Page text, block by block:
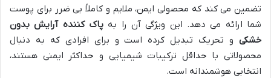
تضمین می کند که محصولی ایمن، ملایم و کاملاً بی ضرر برای پوست
شما ارائه می دهد. این ویژگی آن را به پاک کننده آرایش بدون
خشکی و تحریک تبدیل کرده است و برای افرادی که به دنبال
محصولاتی با حداقل ترکیبات شیمیایی و حداکثر ایمنی هستند،
انتخابی هوشمندانه است.